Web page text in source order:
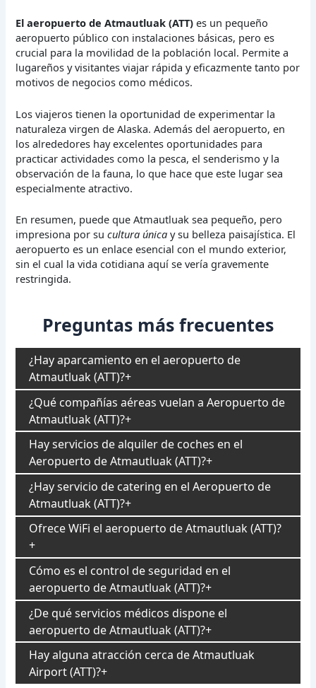
El aeropuerto de Atmautluak (ATT) es un pequeño
aeropuerto público con instalaciones básicas, pero es
crucial para la movilidad de la población local. Permite a
lugareños y visitantes viajar rápida y eficazmente tanto por
motivos de negocios como médicos.
Los viajeros tienen la oportunidad de experimentar la
naturaleza virgen de Alaska. Además del aeropuerto, en
los alrededores hay excelentes oportunidades para
practicar actividades como la pesca, el senderismo y la
observación de la fauna, lo que hace que este lugar sea
especialmente atractivo.
En resumen, puede que Atmautluak sea pequeño, pero
impresiona por sucultura única y su belleza paisajística. El
aeropuerto es un enlace esencial con el mundo exterior,
sin el cual la vida cotidiana aquí se vería gravemente
restringida.
Preguntas más frecuentes
¿Hay aparcamiento en el aeropuerto de
Atmautluak (ATT)?
¿Qué compañías aéreas vuelan a Aeropuerto de
Atmautluak (ATT)?
Hay servicios de alquiler de coches en el
Aeropuerto de Atmautluak (ATT)?
¿Hay servicio de catering en el Aeropuerto de
Atmautluak (ATT)?
Ofrece WiFi el aeropuerto de Atmautluak (ATT)?
Cómo es el control de seguridad en el
aeropuerto de Atmautluak (ATT)?
¿De qué servicios médicos dispone el
aeropuerto de Atmautluak (ATT)?
Hay alguna atracción cerca de Atmautluak
Airport (ATT)?